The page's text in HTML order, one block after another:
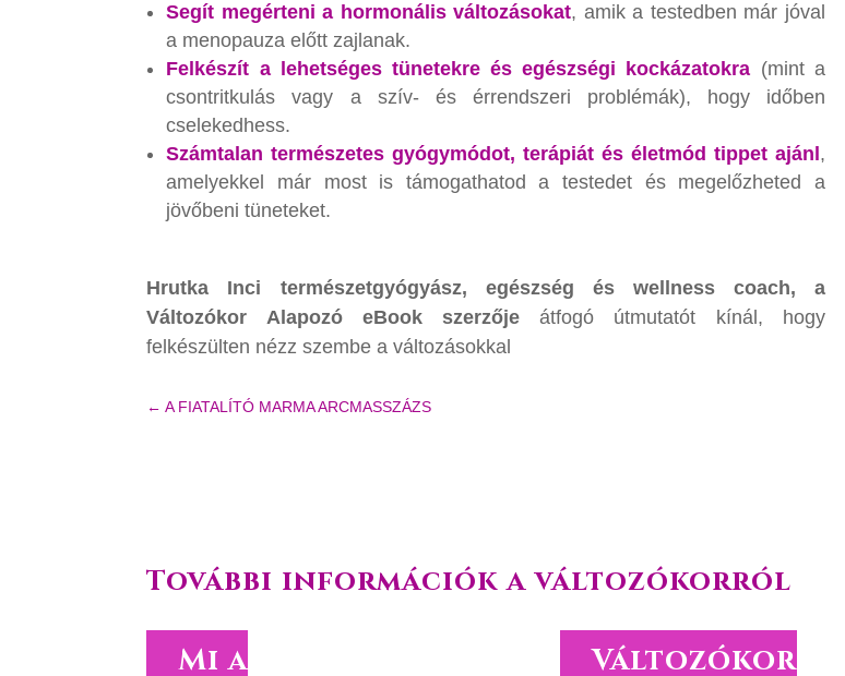
Segít megérteni a hormonális változásokat, amik a testedben már jóval
a menopauza előtt zajlanak.
Felkészít a lehetséges tünetekre és egészségi kockázatokra (mint a
csontritkulás vagy a szív- és érrendszeri problémák), hogy időben
cselekedhess.
Számtalan természetes gyógymódot, terápiát és életmód tippet ajánl ,
amelyekkel már most is támogathatod a testedet és megelőzheted a
jövőbeni tüneteket.
Hrutka Inci természetgyógyász, egészség és wellness coach, a
Változókor Alapozó eBook szerzője átfogó útmutatót kínál, hogy
felkészülten nézz szembe a változásokkal
←A FIATALÍTÓ MARMA ARCMASSZÁZS
További információk a változókorról
Mi a Változókor